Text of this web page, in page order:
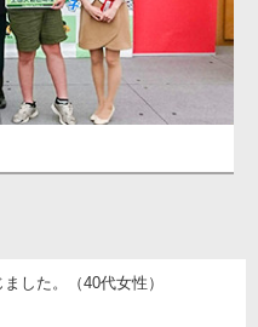
した。（40代女性）